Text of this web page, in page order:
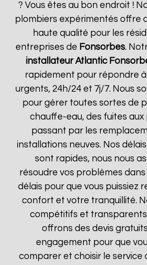
? Vous êtes au bon endroit !
plombiers expérimentés offre
haute qualité pour les
entreprises de Fonsorbes.
installateur Atlantic
rapidement pour répondre à
urgents, 24h/24 et 7j/7. Nous
pour gérer toutes sortes de
chauffe-eau, des fuites aux
passant par les
installations neuves. Nos
sont rapides, nous nous
résoudre vos problèmes
délais pour que vous puissiez
confort et votre tranquillité.
compétitifs et
offrons des devis
engagement pour que
comparer et choisir le service